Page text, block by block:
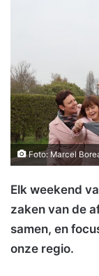
Foto: Marcel
Elk weekend
zaken van de
samen, en
onze regio.